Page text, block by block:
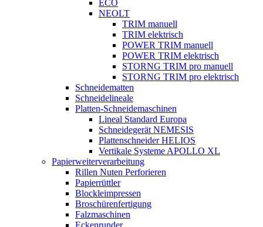
ECO
NEOLT
TRIM manuell
TRIM elektrisch
POWER TRIM manuell
POWER TRIM elektrisch
STORNG TRIM pro manuell
STORNG TRIM pro elektrisch
Schneidematten
Schneidelineale
Platten-Schneidemaschinen
Lineal Standard Europa
Schneidegerät NEMESIS
Plattenschneider HELIOS
Vertikale Systeme APOLLO XL
Papierweiterverarbeitung
Rillen Nuten Perforieren
Papierrüttler
Blockleimpressen
Broschürenfertigung
Falzmaschinen
Eckenrunder